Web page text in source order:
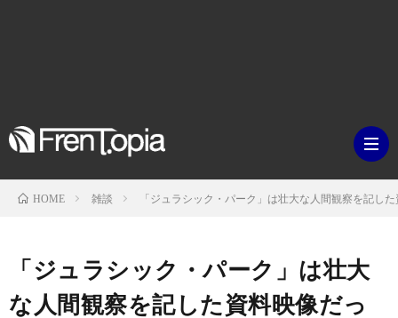
HOME 雑談 「ジュラシック・パーク」は壮大な人間観察を記し
「ジュラシック・パーク」は壮大
な人間観察を記した資料映像だっ